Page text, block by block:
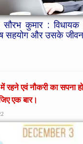
कुमार : विधायक
सहयोग और उसके
में रहने एवं नौकरी का सपना
एक बार।